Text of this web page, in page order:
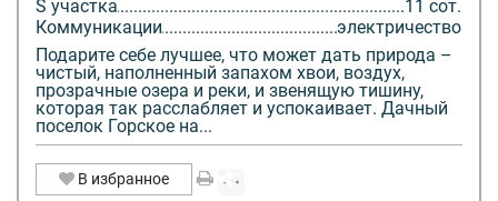
S участка
11 сот.
Коммуникации
электричество
Подарите себе лучшее, что может дать природа –
чистый, наполненный запахом хвои, воздух,
прозрачные озера и реки, и звенящую тишину,
которая так расслабляет и успокаивает. Дачный
поселок Горское на...
В избранное